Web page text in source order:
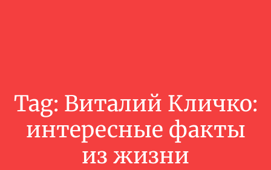
Tag: Виталий Кличко:
интересные факты
из жизни